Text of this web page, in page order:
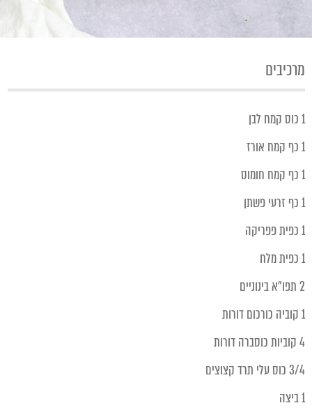
מרכיבים
1 כוס קמח לבן
1 כף קמח אורז
1 כף קמח חומוס
1 כף זרעי פשתן
1 כפית פפריקה
1 כפית מלח
2 תפו"א בינוניים
1 קוביה כורכום דורות
4 קוביות כוסברה דורות
3/4 כוס עלי תרד קצוצים
1 ביצה